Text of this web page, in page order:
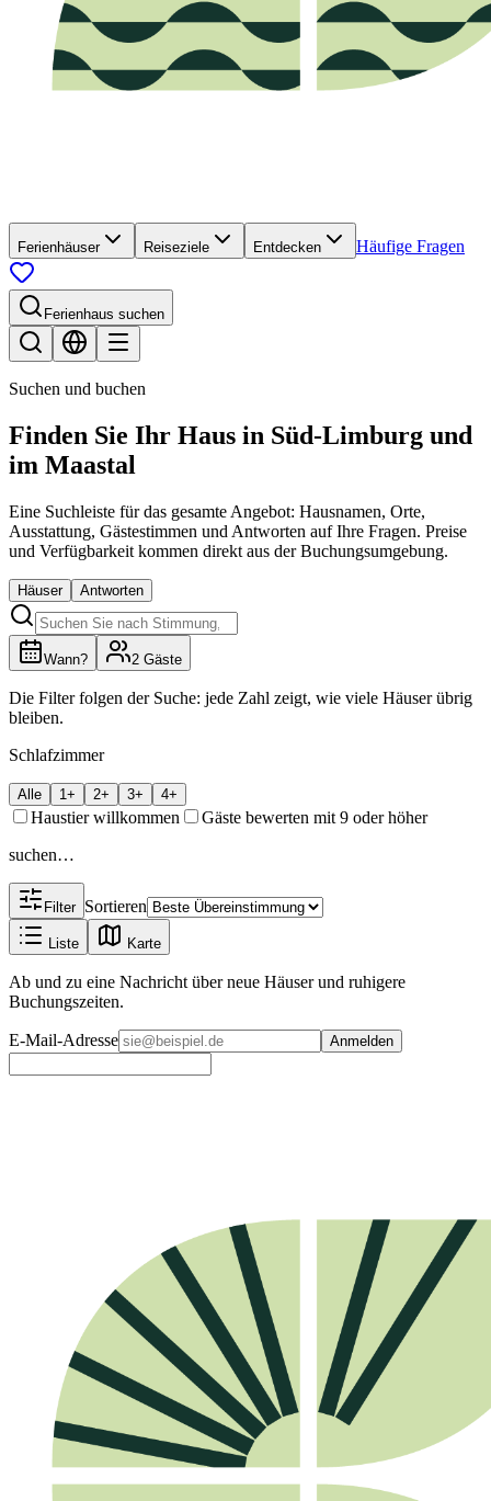
Ferienhäuser Reiseziele Entdecken Häufige Fragen
Ferienhaus suchen
Suchen und buchen
Finden Sie Ihr Haus in Süd-Limburg und
im Maastal
Eine Suchleiste für das gesamte Angebot: Hausnamen, Orte,
Ausstattung, Gästestimmen und Antworten auf Ihre Fragen. Preise
und Verfügbarkeit kommen direkt aus der Buchungsumgebung.
Häuser Antworten
Wann? 2 Gäste
Die Filter folgen der Suche: jede Zahl zeigt, wie viele Häuser übrig
bleiben.
Schlafzimmer
Alle 1+ 2+ 3+ 4+
Haustier willkommen
Gäste bewerten mit 9 oder höher
suchen…
Filter Sortieren
Liste Karte
Ab und zu eine Nachricht über neue Häuser und ruhigere
Buchungszeiten.
E-Mail-Adresse Anmelden